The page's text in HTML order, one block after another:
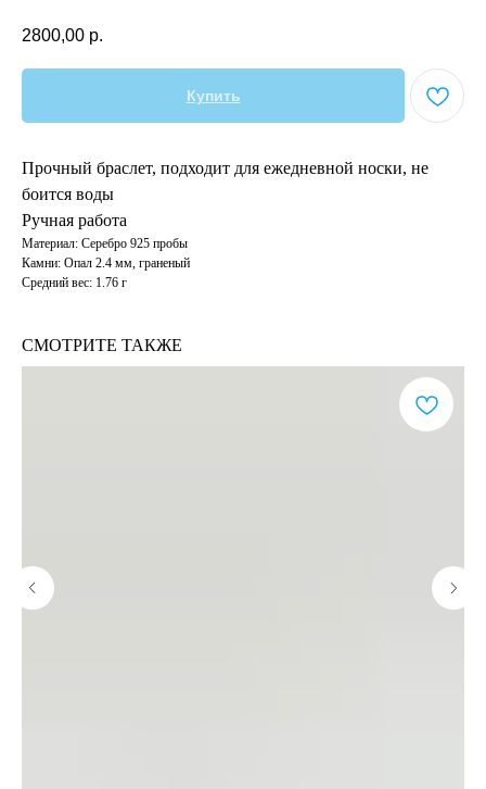
2800,00 р.
Купить
Прочный браслет, подходит для ежедневной носки, не
боится воды
Ручная работа
Материал: Серебро 925 пробы
Камни: Опал 2.4 мм, граненый
Средний вес: 1.76 г
СМОТРИТЕ ТАКЖЕ